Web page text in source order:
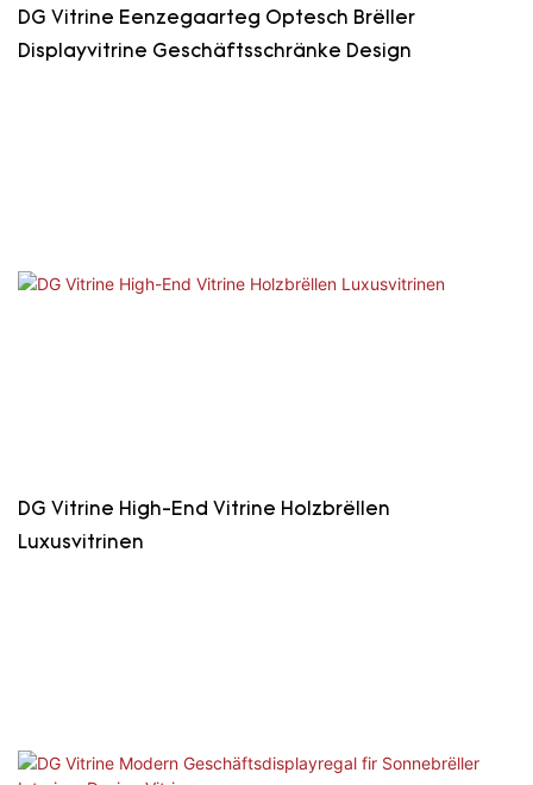
DG Vitrine Eenzegaarteg Optesch Brëller
Displayvitrine Geschäftsschränke Design
DG Vitrine High-End Vitrine Holzbrëllen
Luxusvitrinen